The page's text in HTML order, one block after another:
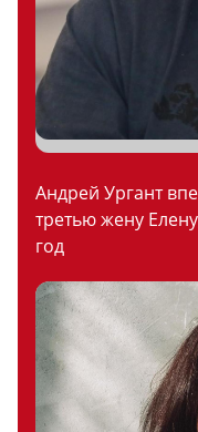
Андрей Ургант
третью жену
год